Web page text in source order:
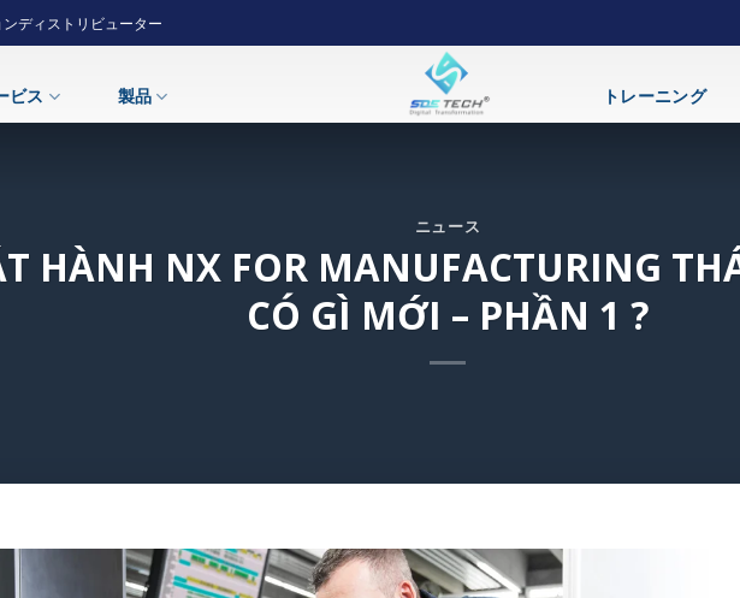
ディストリビューター
ビス 製品 トレーニング
ニュース
HÀNH NX FOR MANUFACTURING
CÓ GÌ MỚI – PHẦN 1 ?